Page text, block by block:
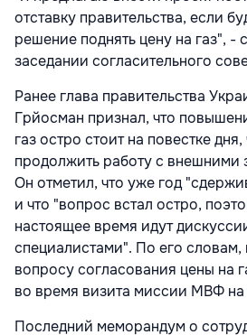
отставку правительства, если
решение поднять цену на газ", -
заседании согласительного
Ранее глава правительства
Грйосман признал, что
газ остро стоит на повестке
продолжить работу с внешними
Он отметил, что уже год
и что "вопрос встал остро,
настоящее время идут
специалистами". По его словам,
вопросу согласования цены на
во время визита миссии МВФ на
Последний меморандум о